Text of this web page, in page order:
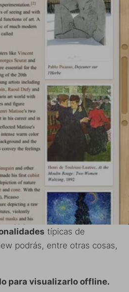
típicas de
podrás, entre otras cosas,
para visualizarlo offline.